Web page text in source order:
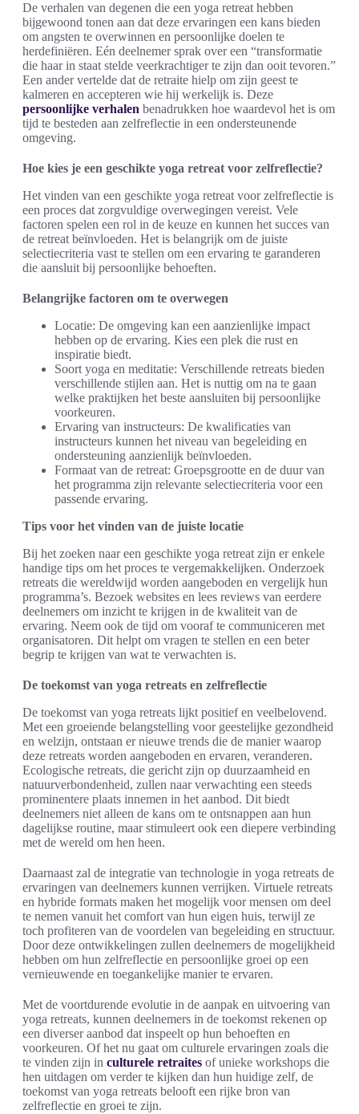
De verhalen van degenen die een yoga retreat hebben
bijgewoond tonen aan dat deze ervaringen een kans bieden
om angsten te overwinnen en persoonlijke doelen te
herdefiniëren. Eén deelnemer sprak over een “transformatie
die haar in staat stelde veerkrachtiger te zijn dan ooit tevoren.”
Een ander vertelde dat de retraite hielp om zijn geest te
kalmeren en accepteren wie hij werkelijk is. Deze
persoonlijke verhalen benadrukken hoe waardevol het is om
tijd te besteden aan zelfreflectie in een ondersteunende
omgeving.
Hoe kies je een geschikte yoga retreat voor zelfreflectie?
Het vinden van een geschikte yoga retreat voor zelfreflectie is
een proces dat zorgvuldige overwegingen vereist. Vele
factoren spelen een rol in de keuze en kunnen het succes van
de retreat beïnvloeden. Het is belangrijk om de juiste
selectiecriteria vast te stellen om een ervaring te garanderen
die aansluit bij persoonlijke behoeften.
Belangrijke factoren om te overwegen
Locatie: De omgeving kan een aanzienlijke impact
hebben op de ervaring. Kies een plek die rust en
inspiratie biedt.
Soort yoga en meditatie: Verschillende retreats bieden
verschillende stijlen aan. Het is nuttig om na te gaan
welke praktijken het beste aansluiten bij persoonlijke
voorkeuren.
Ervaring van instructeurs: De kwalificaties van
instructeurs kunnen het niveau van begeleiding en
ondersteuning aanzienlijk beïnvloeden.
Formaat van de retreat: Groepsgrootte en de duur van
het programma zijn relevante selectiecriteria voor een
passende ervaring.
Tips voor het vinden van de juiste locatie
Bij het zoeken naar een geschikte yoga retreat zijn er enkele
handige tips om het proces te vergemakkelijken. Onderzoek
retreats die wereldwijd worden aangeboden en vergelijk hun
programma’s. Bezoek websites en lees reviews van eerdere
deelnemers om inzicht te krijgen in de kwaliteit van de
ervaring. Neem ook de tijd om vooraf te communiceren met
organisatoren. Dit helpt om vragen te stellen en een beter
begrip te krijgen van wat te verwachten is.
De toekomst van yoga retreats en zelfreflectie
De toekomst van yoga retreats lijkt positief en veelbelovend.
Met een groeiende belangstelling voor geestelijke gezondheid
en welzijn, ontstaan er nieuwe trends die de manier waarop
deze retreats worden aangeboden en ervaren, veranderen.
Ecologische retreats, die gericht zijn op duurzaamheid en
natuurverbondenheid, zullen naar verwachting een steeds
prominentere plaats innemen in het aanbod. Dit biedt
deelnemers niet alleen de kans om te ontsnappen aan hun
dagelijkse routine, maar stimuleert ook een diepere verbinding
met de wereld om hen heen.
Daarnaast zal de integratie van technologie in yoga retreats de
ervaringen van deelnemers kunnen verrijken. Virtuele retreats
en hybride formats maken het mogelijk voor mensen om deel
te nemen vanuit het comfort van hun eigen huis, terwijl ze
toch profiteren van de voordelen van begeleiding en structuur.
Door deze ontwikkelingen zullen deelnemers de mogelijkheid
hebben om hun zelfreflectie en persoonlijke groei op een
vernieuwende en toegankelijke manier te ervaren.
Met de voortdurende evolutie in de aanpak en uitvoering van
yoga retreats, kunnen deelnemers in de toekomst rekenen op
een diverser aanbod dat inspeelt op hun behoeften en
voorkeuren. Of het nu gaat om culturele ervaringen zoals die
te vinden zijn in culturele retraites of unieke workshops die
hen uitdagen om verder te kijken dan hun huidige zelf, de
toekomst van yoga retreats belooft een rijke bron van
zelfreflectie en groei te zijn.